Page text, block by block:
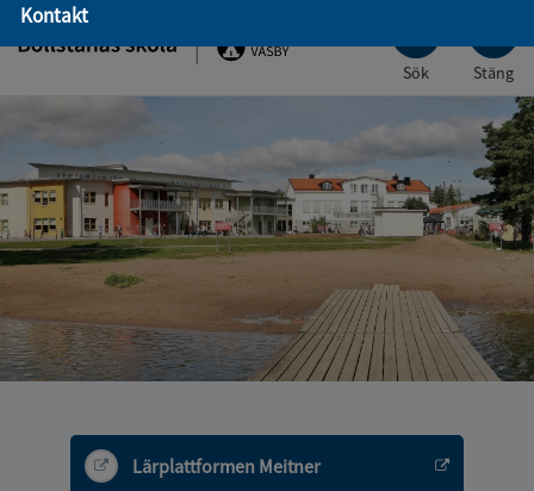
innehållet
Sök Stäng
Kontakt
Stäng
Startsidan
Lärplattformen Meitner